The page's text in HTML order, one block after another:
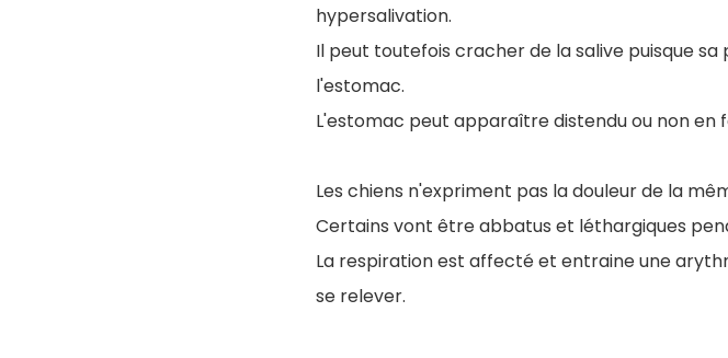
hypersalivation.
Il peut toutefois cracher de la salive puisque
l'estomac.
L'estomac peut apparaître distendu ou non en
Les chiens n'expriment pas la douleur de la
Certains vont être abbatus et léthargiques
La respiration est affecté et entraine une
se relever.